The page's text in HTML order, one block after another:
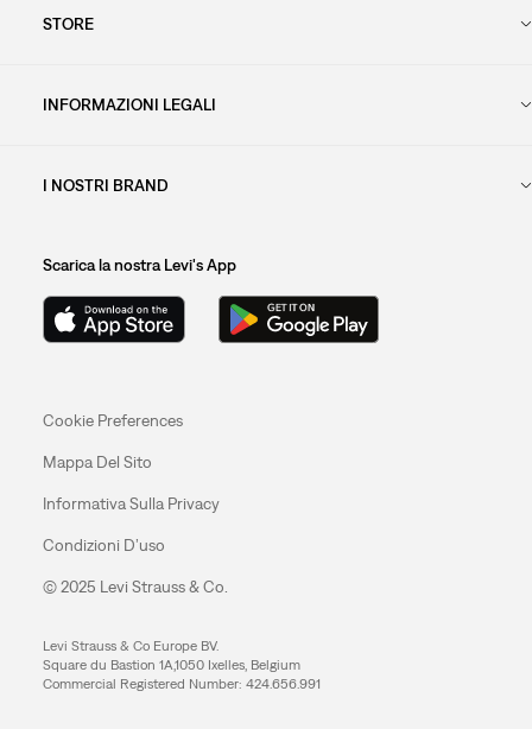
STORE
INFORMAZIONI LEGALI
I NOSTRI BRAND
Scarica la nostra Levi's App
Cookie Preferences
Mappa Del Sito
Informativa Sulla Privacy
Condizioni D’uso
© 2025 Levi Strauss & Co.
Levi Strauss & Co Europe BV.
Square du Bastion 1A,1050 Ixelles, Belgium
Commercial Registered Number: 424.656.991